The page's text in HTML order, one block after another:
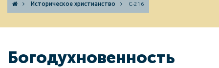
Историческое христианство C-216
Богодухновенность